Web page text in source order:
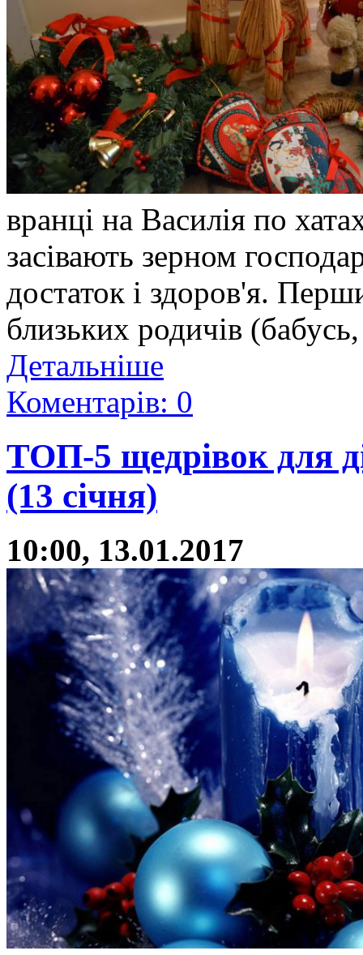
вранці на Василія по
засівають зерном
достаток і здоров'я.
близьких родичів
Детальніше
Коментарів: 0
ТОП-5 щедрівок для
(13 січня)
10:00, 13.01.2017